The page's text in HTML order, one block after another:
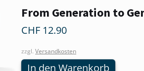
der
Produktseite
werden
From Generation to
CHF 12.90
zzgl. Versandkosten
In den Warenkorb